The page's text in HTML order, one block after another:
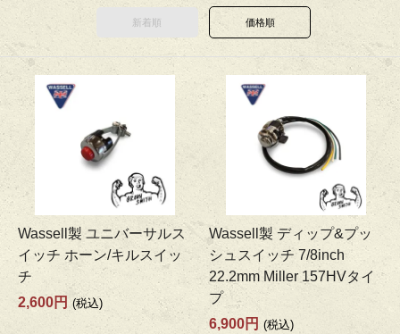
新着順 価格順
Wassell製 ユニバーサルス
イッチ ホーン/キルスイッ
チ
2,600円 (税込)
Wassell製 ディップ&プッ
シュスイッチ 7/8inch
22.2mm Miller 157HVタイ
プ
6,900円 (税込)